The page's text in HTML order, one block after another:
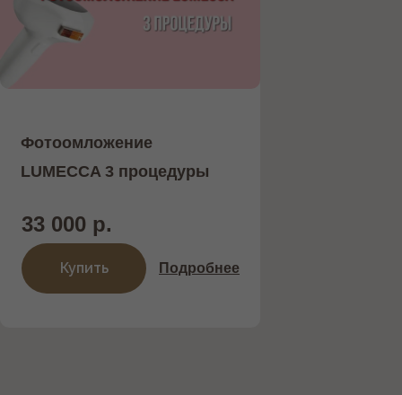
Подробнее
33 000 р.
Фотоомложение
LUMECCA 3 процедуры
Купить